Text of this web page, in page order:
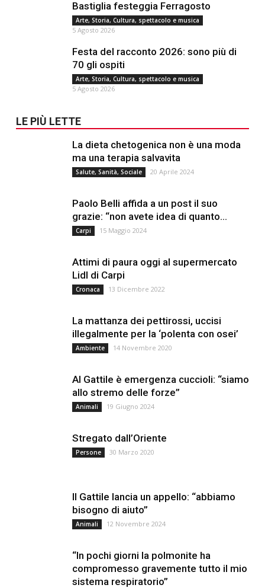
Bastiglia festeggia Ferragosto
Arte, Storia, Cultura, spettacolo e musica
5 Agosto 2026
Festa del racconto 2026: sono più di
70 gli ospiti
Arte, Storia, Cultura, spettacolo e musica
5 Agosto 2026
LE PIÙ LETTE
La dieta chetogenica non è una moda
ma una terapia salvavita
Salute, Sanità, Sociale 20 Aprile 2024
Paolo Belli affida a un post il suo
grazie: “non avete idea di quanto...
Carpi 15 Maggio 2024
Attimi di paura oggi al supermercato
Lidl di Carpi
Cronaca 13 Dicembre 2022
La mattanza dei pettirossi, uccisi
illegalmente per la ‘polenta con osei’
Ambiente 14 Novembre 2020
Al Gattile è emergenza cuccioli: “siamo
allo stremo delle forze”
Animali 19 Giugno 2024
Stregato dall’Oriente
Persone 30 Marzo 2020
Il Gattile lancia un appello: “abbiamo
bisogno di aiuto”
Animali 12 Novembre 2024
“In pochi giorni la polmonite ha
compromesso gravemente tutto il mio
sistema respiratorio”